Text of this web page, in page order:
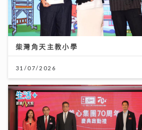
柴灣角天主教小學
31/07/2026